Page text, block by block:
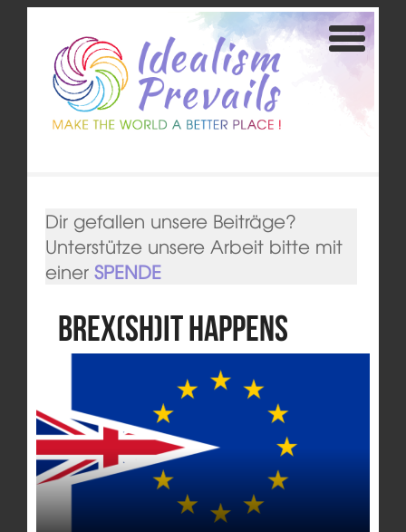
Dir gefallen unsere Beiträge?
Unterstütze unsere Arbeit bitte mit
einer SPENDE
Brex(Sh)it happens